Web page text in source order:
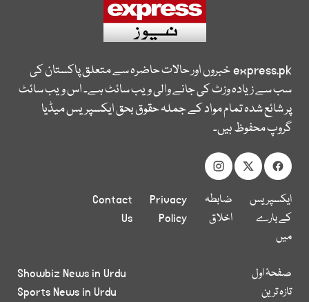
express.pkخبروں اور حالات حاضرہ سے متعلق پاکستان کی
سب سے زیادہ وزٹ کی جانے والی ویب سائٹ ہے۔ اس ویب سائٹ
پر شائع شدہ تمام مواد کے جملہ حقوق بحق ایکسپریس میڈیا
گروپ محفوظ ہیں۔
ایکسپریس
کے بارے
میں
ضابطہ
اخلاق
Privacy
Policy
Contact
Us
صفحۂ اول
تازہ ترین
Showbiz News in Urdu
Sports News in Urdu